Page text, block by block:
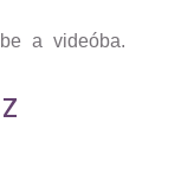
a videóba.